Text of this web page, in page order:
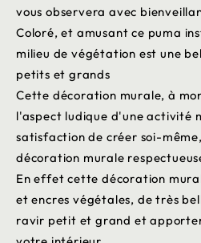
vous observera avec
Coloré, et amusant ce puma
milieu de végétation est une
petits et grands
Cette décoration murale, à
l'aspect ludique d'une activité
satisfaction de créer soi-
décoration murale
En effet cette décoration
et encres végétales, de très
ravir petit et grand et